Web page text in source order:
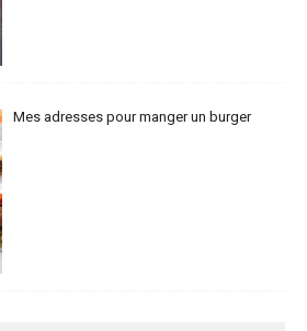
Mes adresses pour manger un burger